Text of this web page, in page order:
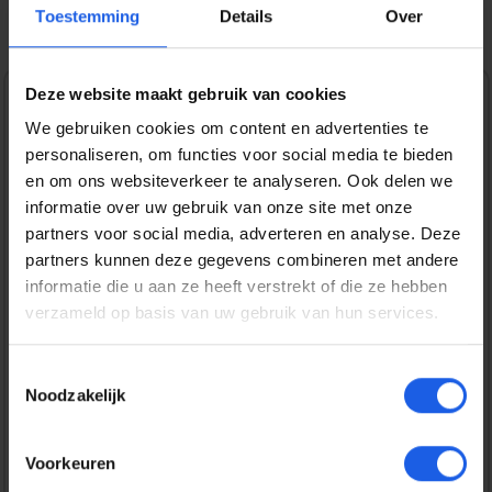
Toestemming Details Over
Deze website maakt gebruik van cookies
We gebruiken cookies om content en advertenties te
personaliseren, om functies voor social media te bieden
en om ons websiteverkeer te analyseren. Ook delen we
informatie over uw gebruik van onze site met onze
partners voor social media, adverteren en analyse. Deze
partners kunnen deze gegevens combineren met andere
informatie die u aan ze heeft verstrekt of die ze hebben
verzameld op basis van uw gebruik van hun services.
Noodzakelijk
Voorkeuren
Normale prijs:
€ 44,99
Prijzen incl. BTW en excl. verzendkosten
Bestel nu
Productnummer: EAN:
Merk:
Gratis verzending vanaf € 25,-